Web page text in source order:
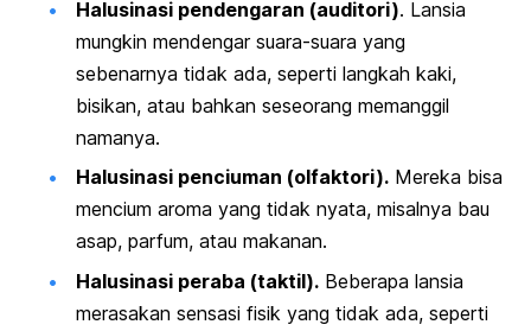
Halusinasi pendengaran (auditori). Lansia
mungkin mendengar suara-suara yang
sebenarnya tidak ada, seperti langkah kaki,
bisikan, atau bahkan seseorang memanggil
namanya.
Halusinasi penciuman (olfaktori). Mereka bisa
mencium aroma yang tidak nyata, misalnya bau
asap, parfum, atau makanan.
Halusinasi peraba (taktil). Beberapa lansia
merasakan sensasi fisik yang tidak ada, seperti